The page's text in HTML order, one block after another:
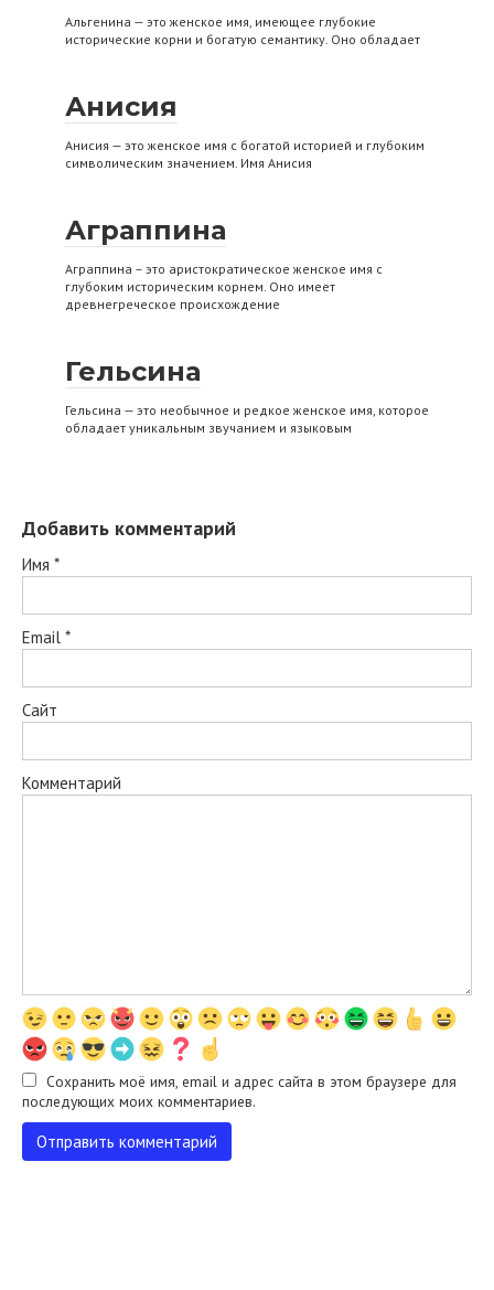
Альгенина — это женское имя, имеющее глубокие
исторические корни и богатую семантику. Оно обладает
Анисия
Анисия — это женское имя с богатой историей и глубоким
символическим значением. Имя Анисия
Аграппина
Аграппина – это аристократическое женское имя с
глубоким историческим корнем. Оно имеет
древнегреческое происхождение
Гельсина
Гельсина — это необычное и редкое женское имя, которое
обладает уникальным звучанием и языковым
Добавить комментарий
Имя *
Email *
Сайт
Комментарий
Сохранить моё имя, email и адрес сайта в этом браузере для
последующих моих комментариев.